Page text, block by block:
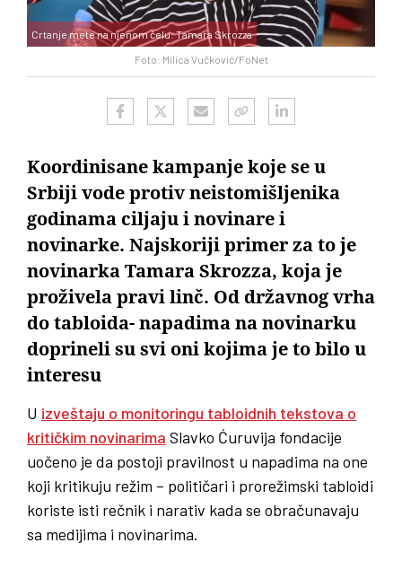
Foto: Milica Vučković/FoNet
Crtanje mete na njenom čelu: Tamara Skrozza
Koordinisane kampanje koje se u
Srbiji vode protiv neistomišljenika
godinama ciljaju i novinare i
novinarke. Najskoriji primer za to je
novinarka Tamara Skrozza, koja je
proživela pravi linč. Od državnog vrha
do tabloida- napadima na novinarku
doprineli su svi oni kojima je to bilo u
interesu
U izveštaju o monitoringu tabloidnih tekstova o
kritičkim novinarima Slavko Ćuruvija fondacije
uočeno je da postoji pravilnost u napadima na one
koji kritikuju režim – političari i prorežimski tabloidi
koriste isti rečnik i narativ kada se obračunavaju
sa medijima i novinarima.